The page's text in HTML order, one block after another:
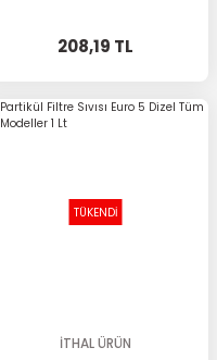
208,19 TL
TÜKENDİ
İTHAL ÜRÜN